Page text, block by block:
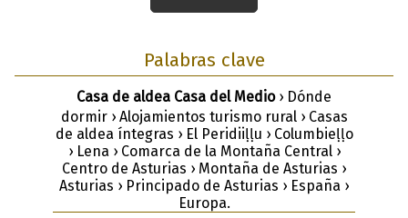
Palabras clave
Casa de aldea Casa del Medio› Dónde
dormir › Alojamientos turismo rural › Casas
de aldea íntegras › El Peridiiḷḷu › Columbieḷḷo
› Lena › Comarca de la Montaña Central ›
Centro de Asturias › Montaña de Asturias ›
Asturias › Principado de Asturias › España ›
Europa.